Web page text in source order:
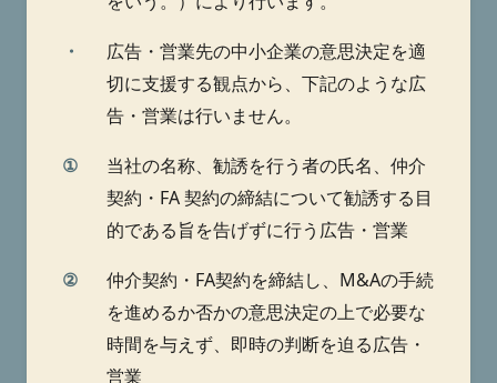
・
広告・営業先の中小企業の意思決定を適
切に支援する観点から、下記のような広
告・営業は行いません。
①
当社の名称、勧誘を行う者の氏名、仲介
契約・FA 契約の締結について勧誘する目
的である旨を告げずに行う広告・営業
②
仲介契約・FA契約を締結し、M&Aの手続
を進めるか否かの意思決定の上で必要な
時間を与えず、即時の判断を迫る広告・
営業